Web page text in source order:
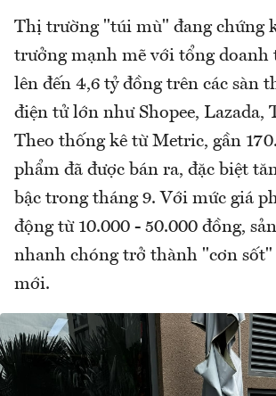
Thị trường "túi mù" đang chứng
trưởng mạnh mẽ với tổng doanh
lên đến 4,6 tỷ đồng trên các sàn
điện tử lớn như Shopee, Lazada,
Theo thống kê từ Metric, gần
phẩm đã được bán ra, đặc biệt
bậc trong tháng 9. Với mức giá
động từ 10.000 - 50.000 đồng,
nhanh chóng trở thành "cơn sốt"
mới.